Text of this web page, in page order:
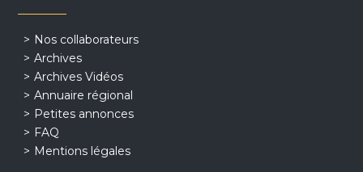
Nos collaborateurs
Archives
Archives Vidéos
Annuaire régional
Petites annonces
FAQ
Mentions légales